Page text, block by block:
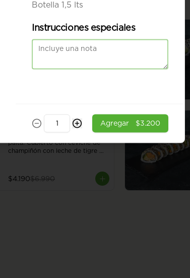
Red Hummus Vegan
Ceviche Vegan Roll
palta. Cubierto con ceviche de
champiñón con leche de tigre
$4.190$6.990
Botella 1,5 lts
Instrucciones especiales
Agregar $3.200